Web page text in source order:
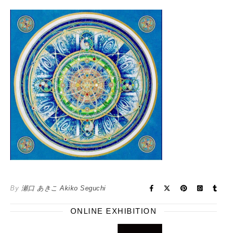
By 瀬口 あきこ Akiko Seguchi
ONLINE EXHIBITION